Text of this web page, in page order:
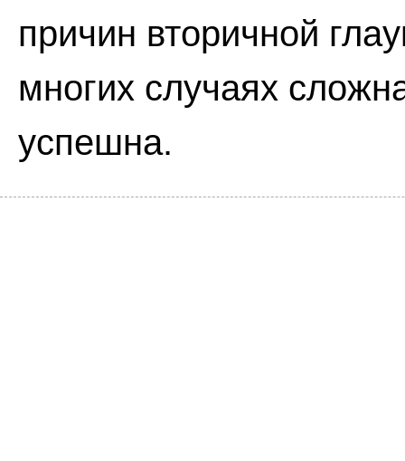
причин вторичной
многих случаях
успешна.